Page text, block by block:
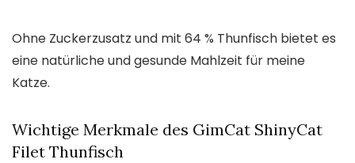
Ohne Zuckerzusatz und mit 64 % Thunfisch bietet es
eine natürliche und gesunde Mahlzeit für meine
Katze.
Wichtige Merkmale des GimCat ShinyCat
Filet Thunfisch